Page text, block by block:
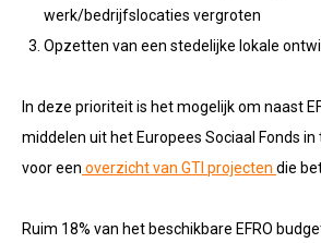
werk/bedrijfslocaties vergroten
Opzetten van een stedelijke lokale
In deze prioriteit is het mogelijk om naast
middelen uit het Europees Sociaal Fonds
voor een overzicht van GTI projecten die
Ruim 18% van het beschikbare EFRO